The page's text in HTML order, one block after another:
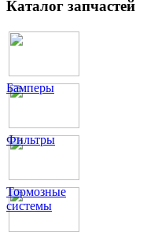
Каталог запчастей
Бамперы
Фильтры
Тормозные
системы